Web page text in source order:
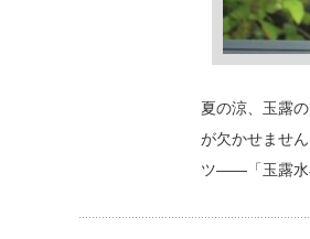
夏の涼、玉露
が欠かせませ
ツ——「玉露水